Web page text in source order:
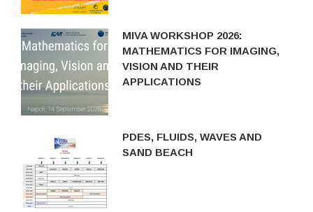
MIVA WORKSHOP 2026:
MATHEMATICS FOR IMAGING,
VISION AND THEIR
APPLICATIONS
PDES, FLUIDS, WAVES AND
SAND BEACH